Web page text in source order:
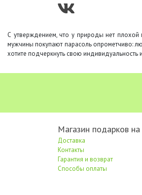
С утверждением, что у природы нет плохой
мужчины покупают парасоль опрометчиво:
хотите подчеркнуть свою
Магазин подарков
Доставка
Контакты
Гарантия и возврат
Способы оплаты